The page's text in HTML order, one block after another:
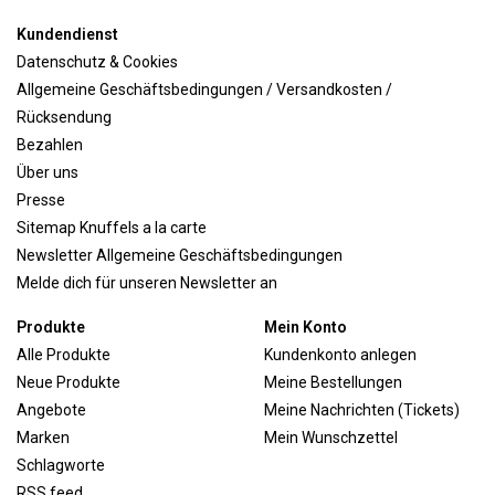
Kundendienst
Datenschutz & Cookies
Allgemeine Geschäftsbedingungen / Versandkosten /
Rücksendung
Bezahlen
Über uns
Presse
Sitemap Knuffels a la carte
Newsletter Allgemeine Geschäftsbedingungen
Melde dich für unseren Newsletter an
Produkte
Alle Produkte
Neue Produkte
Angebote
Marken
Schlagworte
Mein Konto
Kundenkonto anlegen
Meine Bestellungen
Meine Nachrichten (Tickets)
Mein Wunschzettel